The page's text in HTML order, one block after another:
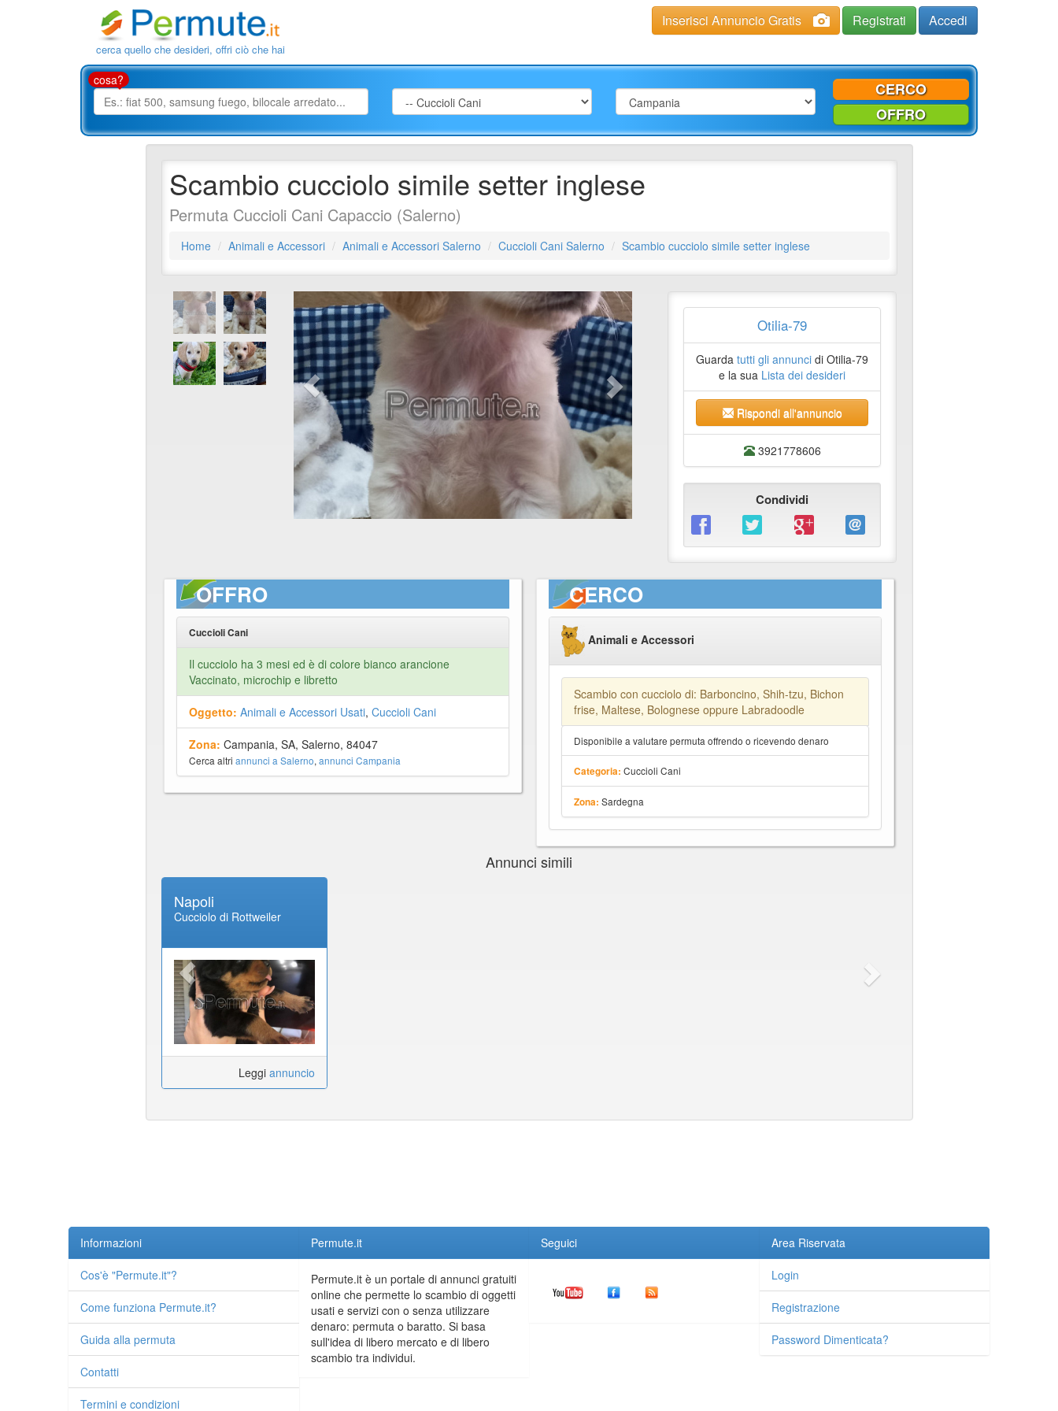
cerca quello che desideri, offri ciò che hai
Inserisci Annuncio Gratis Registrati Accedi
cosa?
CERCO
OFFRO
Scambio cucciolo simile setter inglese
Permuta Cuccioli Cani Capaccio (Salerno)
Home Animali e Accessori Animali e Accessori Salerno Cuccioli Cani Salerno Scambio cucciolo simile setter inglese
Otilia-79
Guardatutti gli annunci di Otilia-79
e la sua Lista dei desideri
Rispondi all'annuncio
3921778606
Condividi
OFFRO
Cuccioli Cani
Il cucciolo ha 3 mesi ed è di colore bianco arancione
Vaccinato, microchip e libretto
Oggetto: Animali e Accessori Usati, Cuccioli Cani
Zona: Campania, SA, Salerno, 84047
Cerca altri annunci a Salerno, annunci Campania
CERCO
Animali e Accessori
Scambio con cucciolo di: Barboncino, Shih-tzu, Bichon
frise, Maltese, Bolognese oppure Labradoodle
Disponibile a valutare permuta offrendo o ricevendo denaro
Categoria: Cuccioli Cani
Zona: Sardegna
Annunci simili
Napoli
Cucciolo di Rottweiler
Leggi annuncio
Informazioni
Cos'è "Permute.it"?
Come funziona Permute.it?
Guida alla permuta
Contatti
Termini e condizioni
Permute.it
Permute.it è un portale di annunci gratuiti
online che permette lo scambio di oggetti
usati e servizi con o senza utilizzare
denaro: permuta o baratto. Si basa
sull'idea di libero mercato e di libero
scambio tra individui.
Seguici Area Riservata
Login
Registrazione
Password Dimenticata?